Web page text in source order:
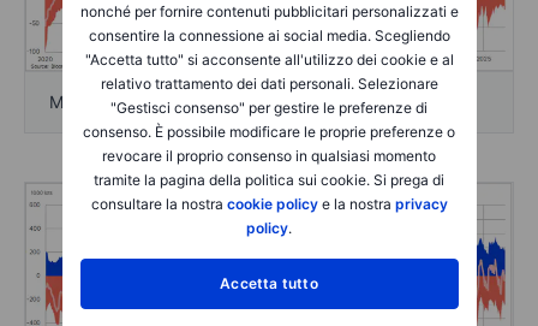
nonché per fornire contenuti pubblicitari personalizzati e
consentire la connessione ai social media. Scegliendo
"Accetta tutto" si acconsente all'utilizzo dei cookie e al
relativo trattamento dei dati personali. Selezionare
"Gestisci consenso" per gestire le preferenze di
consenso. È possibile modificare le proprie preferenze o
revocare il proprio consenso in qualsiasi momento
tramite la pagina della politica sui cookie. Si prega di
consultare la nostra cookie policye la nostra privacy
policy.
Accetta tutto
Metalli preziosi e industriali